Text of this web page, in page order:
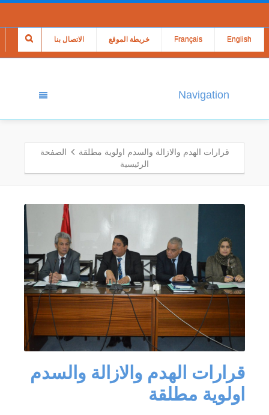
الاتصال بنا خريطة الموقع Français English
Navigation
قرارات الهدم والازالة والسدم اولوية مطلقة
الصفحة
الرئيسية
قرارات الهدم والازالة والسدم
اولوية مطلقة